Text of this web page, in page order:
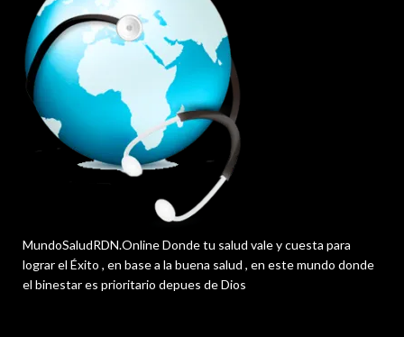
MundoSaludRDN.Online Donde tu salud vale y cuesta para
lograr el Éxito , en base a la buena salud , en este mundo donde
el binestar es prioritario depues de Dios